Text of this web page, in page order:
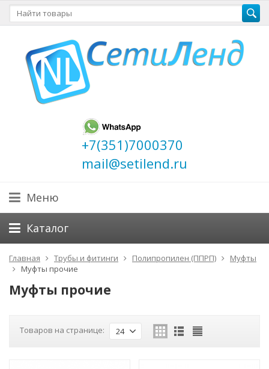
+7(351)7000370
mail@setilend.ru
Меню
Каталог
Главная Трубы и фитинги Полипропилен (ППРП)
Муфты
Муфты прочие
Муфты прочие
Товаров на странице: 24